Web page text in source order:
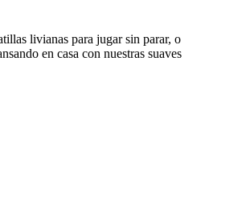
livianas para jugar sin parar, o
en casa con nuestras suaves